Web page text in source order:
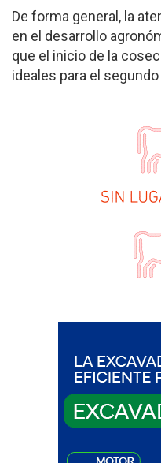
De forma general, la
en el desarrollo
que el inicio de la
ideales para el